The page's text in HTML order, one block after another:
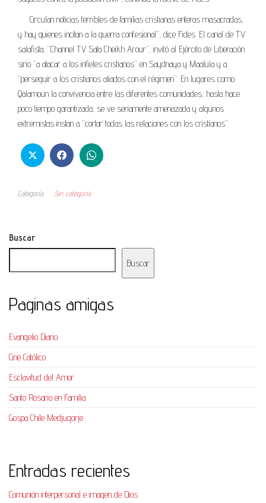
Circulan noticias terribles de familias cristianas enteras masacradas,
y hay quienes incitan a la guerra confesional”, dice Fides. El canal de TV
salafista, “Channel TV Safa Cheikh Arour”, invitó al Ejército de Liberación
sirio “a atacar a los infieles cristianos” en Saydnaya y Maalula y a
“perseguir a los cristianos aliados con el régimen”. En lugares como
Qalamoun la convivencia entre las diferentes comunidades, hasta hace
poco tiempo garantizada, se ve seriamente amenazada y algunos
extremistas instan a “cortar todas las relaciones con los cristianos”.
Categoría Sin categoría
Buscar
Buscar
Paginas amigas
Evangelio Diario
Cine Católico
Esclavitud del Amor
Santo Rosario en Familia
Gospa Chile Medjugorje
Entradas recientes
Comunión interpersonal e imagen de Dios